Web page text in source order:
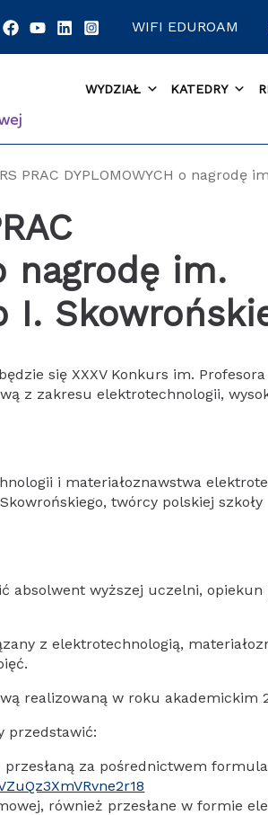
WIFI EDUROAM
WYDZIAŁ KATEDRY
PRAC DYPLOMOWYCH o
nagrodę im.
I.
się XXXV Konkurs im.
z zakresu elektrotechnologii,
i materiałoznawstwa
twórcy polskiej szkoły
absolwent wyższej uczelni, opiekun
z elektrotechnologią,
realizowaną w roku akademickim
przedstawić:
za pośrednictwem
również przesłane w formie